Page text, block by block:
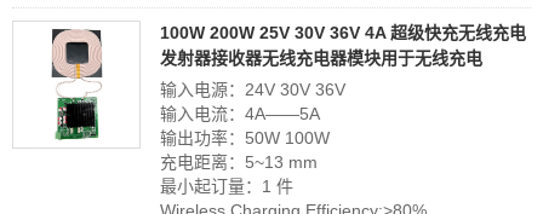
100W 200W 25V 30V 36V 4A 超级快充无线充电
发射器接收器无线充电器模块用于无线充电
输入电源：24V 30V 36V
输入电流：4A——5A
输出功率：50W 100W
充电距离：5~13 mm
最小起订量：1 件